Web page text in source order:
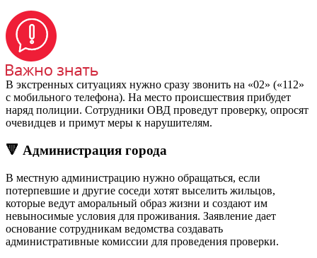
В экстренных ситуациях нужно сразу звонить на «02» («112»
с мобильного телефона). На место происшествия прибудет
наряд полиции. Сотрудники ОВД проведут проверку, опросят
очевидцев и примут меры к нарушителям.
🔻 Администрация города
В местную администрацию нужно обращаться, если
потерпевшие и другие соседи хотят выселить жильцов,
которые ведут аморальный образ жизни и создают им
невыносимые условия для проживания. Заявление дает
основание сотрудникам ведомства создавать
административные комиссии для проведения проверки.